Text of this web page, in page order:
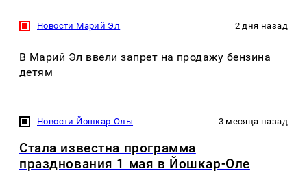
Новости Марий Эл 2 дня назад
В Марий Эл ввели запрет на продажу бензина
детям
Новости Йошкар-Олы 3 месяца назад
Стала известна программа
празднования 1 мая в Йошкар-Оле